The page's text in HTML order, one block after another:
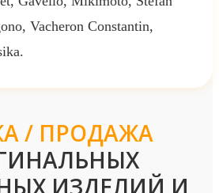
Vacheron Constantin,
/ ПРОДАЖА
ИЗДЕЛИЙ И